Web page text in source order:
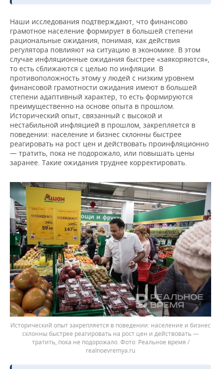
Наши исследования подтверждают, что финансово
грамотное население формирует в большей степени
рациональные ожидания, понимая, как действия
регулятора повлияют на ситуацию в экономике. В этом
случае инфляционные ожидания быстрее «заякоряются»,
то есть сближаются с целью по инфляции. В
противоположность этому у людей с низким уровнем
финансовой грамотности ожидания имеют в большей
степени адаптивный характер, то есть формируются
преимущественно на основе опыта в прошлом.
Исторический опыт, связанный с высокой и
нестабильной инфляцией в прошлом, закрепляется в
поведении: население и бизнес склонны быстрее
реагировать на рост цен и действовать проинфляционно
— тратить, пока не подорожало, или повышать цены
заранее. Такие ожидания труднее корректировать.
Исторический опыт закрепляется в поведении: население и бизнес
склонны быстрее реагировать на рост цен и действовать —
тратить, пока не подорожало.
Реальное время /
realnoevremya.ru